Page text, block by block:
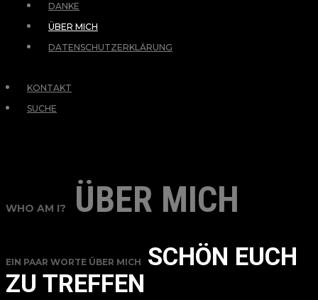
DANKE
ÜBER MICH
DATENSCHUTZERKLÄRUNG
KONTAKT
SUCHE
WHO AM I? ÜBER MICH
EIN PAAR WORTE ÜBER MICH
SCHÖN EUCH
ZU TREFFEN